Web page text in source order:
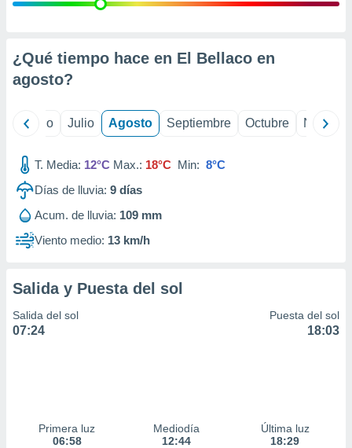
e
mediante
de
1199
¿Qué tiempo hace en El Bellaco en
agosto?
Junio Julio Agosto Septiembre Octubre
T. Media: 12°C Max.: 18°C Min: 8°C
Días de lluvia: 9 días
Acum. de lluvia: 109 mm
Viento medio: 13 km/h
Salida y Puesta del sol
Salida del sol
07:24
Puesta del sol
18:03
Primera luz
06:58
Mediodía
12:44
Última luz
18:29